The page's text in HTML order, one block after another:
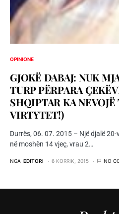
OPINIONE
GJOKË DABAJ: NUK
TURP PËRPARA
SHQIPTAR KA
VIRTYTET!)
Durrës, 06. 07. 2015 – Një djalë
në moshën 14 vjeç, vrau 2…
NGA EDITORI 6 KORRIK, 2015 NO